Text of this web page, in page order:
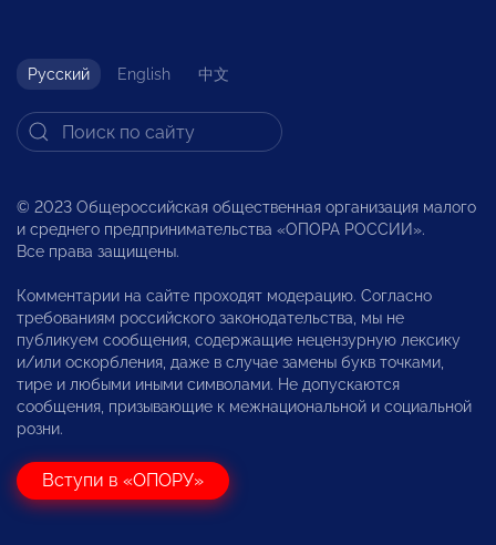
Русский English 中文
© 2023 Общероссийская общественная организация малого
и среднего предпринимательства «ОПОРА РОССИИ».
Все права защищены.
Комментарии на сайте проходят модерацию. Согласно
требованиям российского законодательства, мы не
публикуем сообщения, содержащие нецензурную лексику
и/или оскорбления, даже в случае замены букв точками,
тире и любыми иными символами. Не допускаются
сообщения, призывающие к межнациональной и социальной
розни.
Вступи в «ОПОРУ»